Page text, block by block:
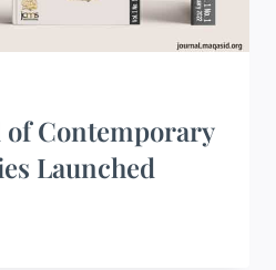
of Contemporary
Launched